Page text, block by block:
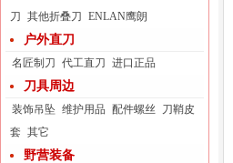
刀 其他折叠刀 ENLAN鹰朗
户外直刀
名匠制刀 代工直刀 进口正品
刀具周边
装饰吊坠 维护用品 配件螺丝
刀鞘皮
套 其它
野营装备